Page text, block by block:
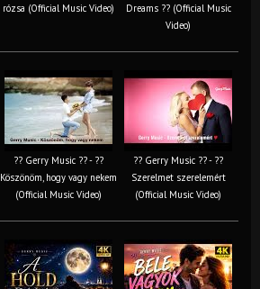
rózsa (Official Music Video)
Dreams ?? (Official Music
Video)
?? Gerry Music ?? - ??
Köszönöm, hogy vagy nekem
(Official Music Video)
?? Gerry Music ?? - ??
Szerelmet szerelemért
(Official Music Video)